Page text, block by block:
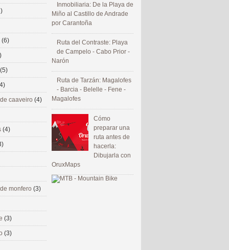
Inmobiliaria: De la Playa de
Miño al Castillo de Andrade
por Carantoña
Ruta del Contraste: Playa
de Campelo - Cabo Prior -
Narón
Ruta de Tarzán: Magalofes
- Barcia - Belelle - Fene -
Magalofes
Cómo
preparar una
ruta antes de
hacerla:
Dibujarla con
OruxMaps
(6)
(5)
caaveiro (4)
(4)
monfero (3)
(3)
(3)